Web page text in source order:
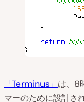
「Terminus」 は、8
マーのために設計さ